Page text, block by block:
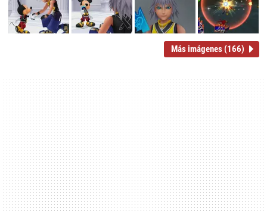
Más imágenes (166)